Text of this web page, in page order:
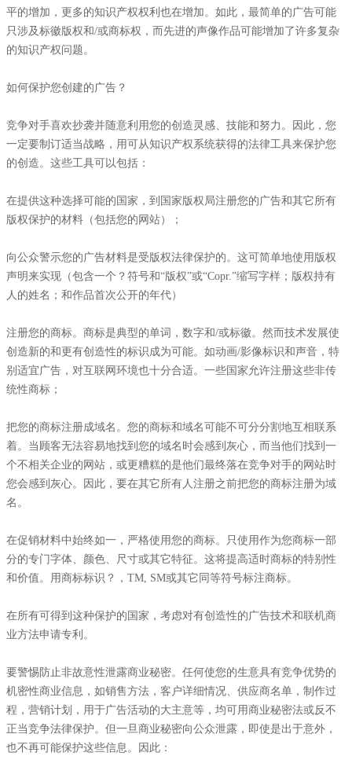
平的增加，更多的知识产权权利也在增加。如此，最简单的广告可能
只涉及标徽版权和/或商标权，而先进的声像作品可能增加了许多复杂
的知识产权问题。
如何保护您创建的广告？
竞争对手喜欢抄袭并随意利用您的创造灵感、技能和努力。因此，您
一定要制订适当战略，用可从知识产权系统获得的法律工具来保护您
的创造。这些工具可以包括：
在提供这种选择可能的国家，到国家版权局注册您的广告和其它所有
版权保护的材料（包括您的网站）；
向公众警示您的广告材料是受版权法律保护的。这可简单地使用版权
声明来实现（包含一个？符号和“版权”或“Copr.”缩写字样；版权持有
人的姓名；和作品首次公开的年代）
注册您的商标。商标是典型的单词，数字和/或标徽。然而技术发展使
创造新的和更有创造性的标识成为可能。如动画/影像标识和声音，特
别适宜广告，对互联网环境也十分合适。一些国家允许注册这些非传
统性商标；
把您的商标注册成域名。您的商标和域名可能不可分分割地互相联系
着。当顾客无法容易地找到您的域名时会感到灰心，而当他们找到一
个不相关企业的网站，或更糟糕的是他们最终落在竞争对手的网站时
您会感到灰心。因此，要在其它所有人注册之前把您的商标注册为域
名。
在促销材料中始终如一，严格使用您的商标。只使用作为您商标一部
分的专门字体、颜色、尺寸或其它特征。这将提高适时商标的特别性
和价值。用商标标识？，TM, SM或其它同等符号标注商标。
在所有可得到这种保护的国家，考虑对有创造性的广告技术和联机商
业方法申请专利。
要警惕防止非故意性泄露商业秘密。任何使您的生意具有竞争优势的
机密性商业信息，如销售方法，客户详细情况、供应商名单，制作过
程，营销计划，用于广告活动的大主意等，均可用商业秘密法或反不
正当竞争法律保护。但一旦商业秘密向公众泄露，即使是出于意外，
也不再可能保护这些信息。因此：